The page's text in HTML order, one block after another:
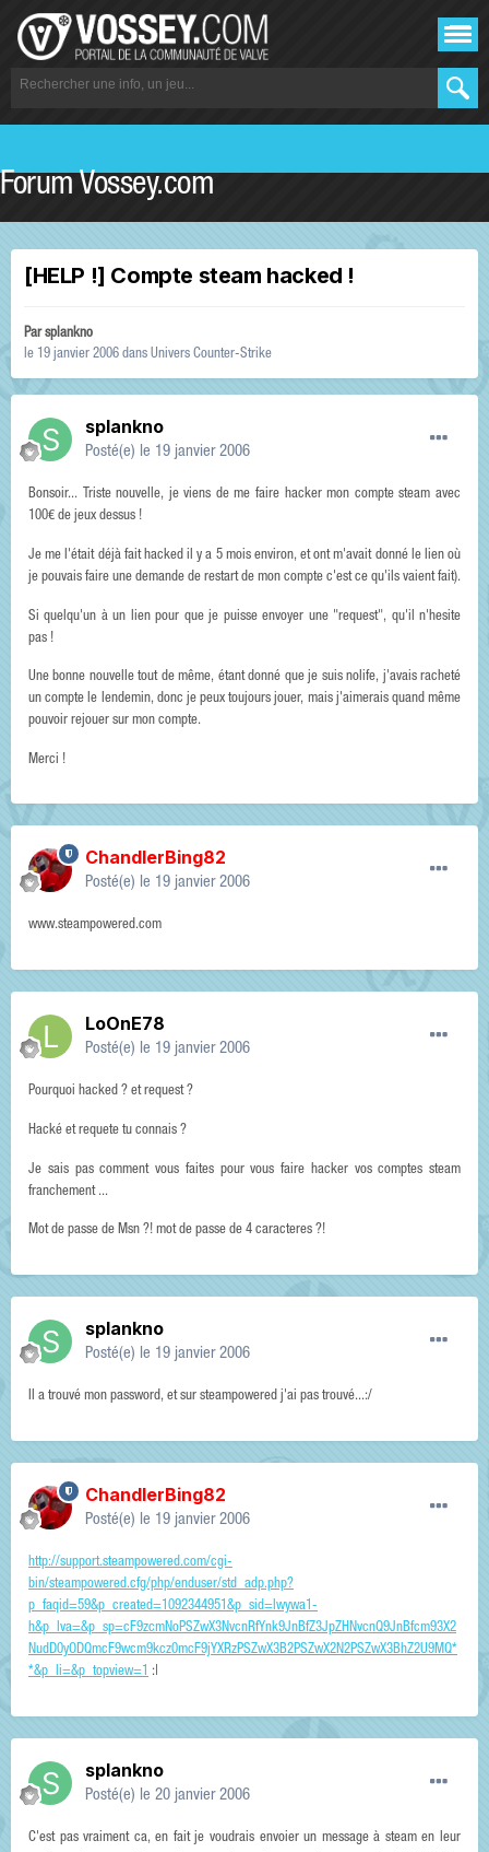
Forum Vossey.com
[HELP !] Compte steam hacked !
Parsplankno
le 19 janvier 2006 dans Univers Counter-Strike
splankno
Posté(e) le 19 janvier 2006
Bonsoir... Triste nouvelle, je viens de me faire hacker mon compte steam avec
100€ de jeux dessus !
Je me l'était déjà fait hacked il y a 5 mois environ, et ont m'avait donné le lien où
je pouvais faire une demande de restart de mon compte c'est ce qu'ils vaient fait).
Si quelqu'un à un lien pour que je puisse envoyer une "request", qu'il n'hesite
pas !
Une bonne nouvelle tout de même, étant donné que je suis nolife, j'avais racheté
un compte le lendemin, donc je peux toujours jouer, mais j'aimerais quand même
pouvoir rejouer sur mon compte.
Merci !
ChandlerBing82
Posté(e) le 19 janvier 2006
www.steampowered.com
LoOnE78
Posté(e) le 19 janvier 2006
Pourquoi hacked ? et request ?
Hacké et requete tu connais ?
Je sais pas comment vous faites pour vous faire hacker vos comptes steam
franchement ...
Mot de passe de Msn ?! mot de passe de 4 caracteres ?!
splankno
Posté(e) le 19 janvier 2006
Il a trouvé mon password, et sur steampowered j'ai pas trouvé...:/
ChandlerBing82
Posté(e) le 19 janvier 2006
http://support.steampowered.com/cgi-
bin/steampowered.cfg/php/enduser/std_adp.php?
p_faqid=59&p_created=1092344951&p_sid=lwywa1-
h&p_lva=&p_sp=cF9zcmNoPSZwX3NvcnRfYnk9JnBfZ3JpZHNvcnQ9JnBfcm93X2
NudD0yODQmcF9wcm9kcz0mcF9jYXRzPSZwX3B2PSZwX2N2PSZwX3BhZ2U9MQ*
*&p_li=&p_topview=1 :|
splankno
Posté(e) le 20 janvier 2006
C'est pas vraiment ca, en fait je voudrais envoier un message à steam en leur